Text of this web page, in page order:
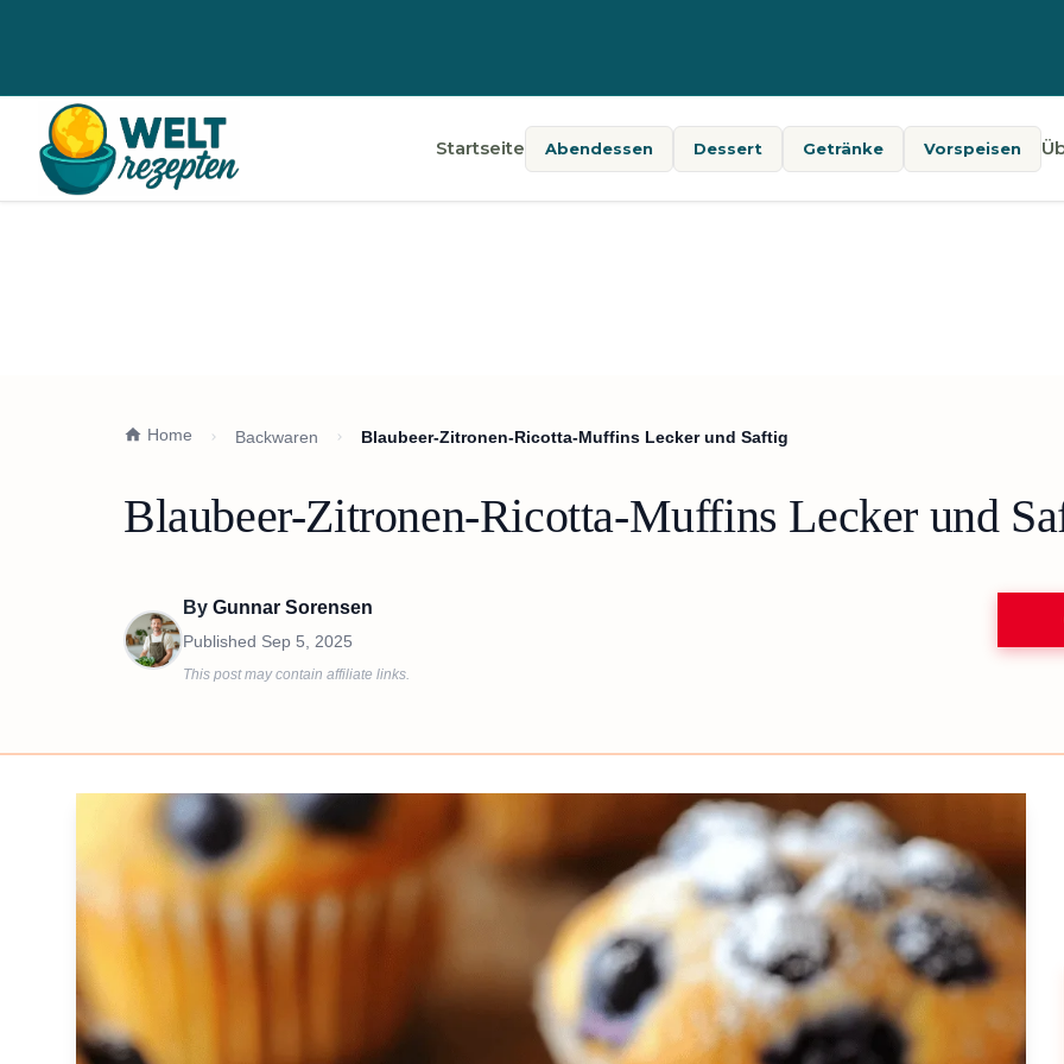
Startseite Abendessen Dessert Getränke Vorspeisen
Home Backwaren Blaubeer-Zitronen-Ricotta-Muffins Lecker und Saftig
Blaubeer-Zitronen-Ricotta-Muffins Lecker und
By Gunnar Sorensen
Published Sep 5, 2025
This post may contain affiliate links.